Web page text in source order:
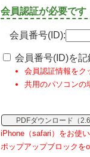
会員認証が必要です
会員番号(ID):
会員番号(ID)を記
会員認証情報をク
共用のパソコンの
PDFダウンロード（2.6
iPhone（safari）をお使
ポップアップブロックを